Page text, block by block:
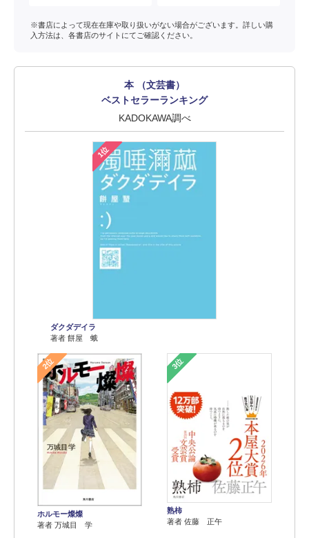
※書店によって現在在庫や取り扱いがない場合がございます。詳しい購
入方法は、各書店のサイトにてご確認ください。
本 （文芸書）
ベストセラーランキング
KADOKAWA調べ
1位
ダクダデイラ
著者 餅屋 蛾
2位
ホルモー燦燦
著者 万城目 学
3位
熟柿
著者 佐藤 正午